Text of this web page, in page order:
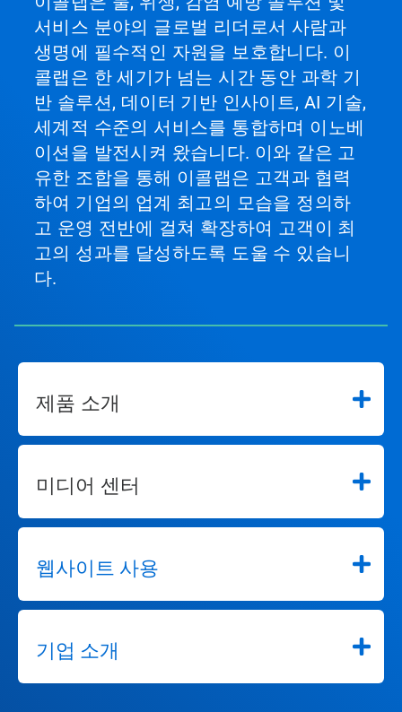
서비스 분야의 글로벌 리더로서 사람과
생명에 필수적인 자원을 보호합니다. 이
콜랩은 한 세기가 넘는 시간 동안 과학 기
반 솔루션, 데이터 기반 인사이트, AI 기술,
세계적 수준의 서비스를 통합하며 이노베
이션을 발전시켜 왔습니다. 이와 같은 고
유한 조합을 통해 이콜랩은 고객과 협력
하여 기업의 업계 최고의 모습을 정의하
고 운영 전반에 걸쳐 확장하여 고객이 최
고의 성과를 달성하도록 도울 수 있습니
다.
제품 소개
미디어 센터
웹사이트 사용
기업 소개